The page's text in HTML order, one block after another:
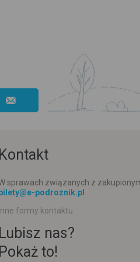
sprawach związanych z
podroznik.pl
formy kontaktu
nas?
to!